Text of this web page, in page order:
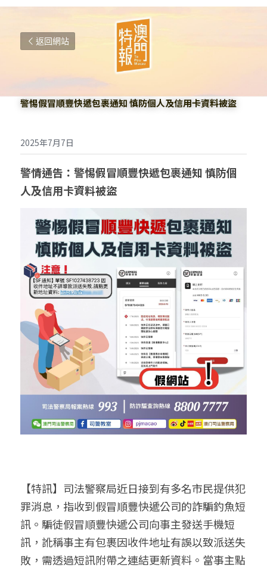
返回網站
警惕假冒順豐快遞包裹通知 慎防個人及信用卡資料被盜
2025年7月7日
警情通告：警惕假冒順豐快遞包裹通知 慎防個
人及信用卡資料被盜
【特訊】司法警察局近日接到有多名市民提供犯
罪消息，指收到假冒順豐快遞公司的詐騙釣魚短
訊。騙徒假冒順豐快遞公司向事主發送手機短
訊，訛稱事主有包裹因收件地址有誤以致派送失
敗，需透過短訊附帶之連結更新資料。當事主點